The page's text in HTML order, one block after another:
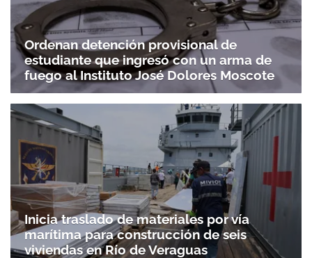
Ordenan detención provisional de
estudiante que ingresó con un arma de
fuego al Instituto José Dolores Moscote
Inicia traslado de materiales por vía
marítima para construcción de seis
viviendas en Río de Veraguas